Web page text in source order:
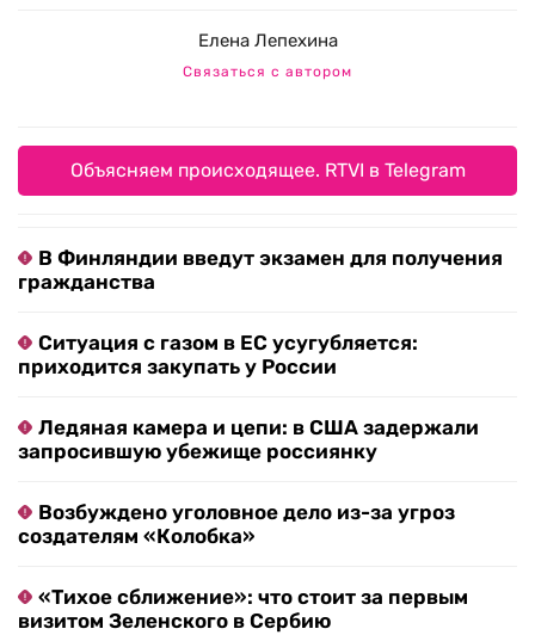
Елена Лепехина
Связаться с автором
Объясняем происходящее. RTVI в Telegram
В Финляндии введут экзамен для получения
гражданства
Ситуация с газом в ЕС усугубляется:
приходится закупать у России
Ледяная камера и цепи: в США задержали
запросившую убежище россиянку
Возбуждено уголовное дело из-за угроз
создателям «Колобка»
«Тихое сближение»: что стоит за первым
визитом Зеленского в Сербию